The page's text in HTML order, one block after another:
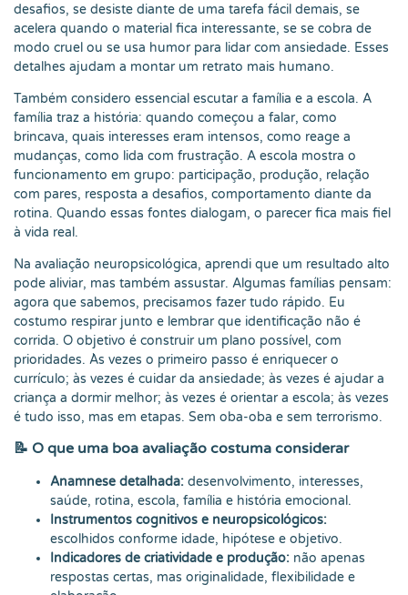
desafios, se desiste diante de uma tarefa fácil demais, se
acelera quando o material fica interessante, se se cobra de
modo cruel ou se usa humor para lidar com ansiedade. Esses
detalhes ajudam a montar um retrato mais humano.
Também considero essencial escutar a família e a escola. A
família traz a história: quando começou a falar, como
brincava, quais interesses eram intensos, como reage a
mudanças, como lida com frustração. A escola mostra o
funcionamento em grupo: participação, produção, relação
com pares, resposta a desafios, comportamento diante da
rotina. Quando essas fontes dialogam, o parecer fica mais fiel
à vida real.
Na avaliação neuropsicológica, aprendi que um resultado alto
pode aliviar, mas também assustar. Algumas famílias pensam:
agora que sabemos, precisamos fazer tudo rápido. Eu
costumo respirar junto e lembrar que identificação não é
corrida. O objetivo é construir um plano possível, com
prioridades. Às vezes o primeiro passo é enriquecer o
currículo; às vezes é cuidar da ansiedade; às vezes é ajudar a
criança a dormir melhor; às vezes é orientar a escola; às vezes
é tudo isso, mas em etapas. Sem oba-oba e sem terrorismo.
📝 O que uma boa avaliação costuma considerar
Anamnese detalhada: desenvolvimento, interesses,
saúde, rotina, escola, família e história emocional.
Instrumentos cognitivos e neuropsicológicos:
escolhidos conforme idade, hipótese e objetivo.
Indicadores de criatividade e produção: não apenas
respostas certas, mas originalidade, flexibilidade e